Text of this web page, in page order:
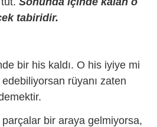
tabiridir.
bir his kaldı. O his iyiye mi
rüyanı zaten
parçalar bir araya gelmiyorsa,